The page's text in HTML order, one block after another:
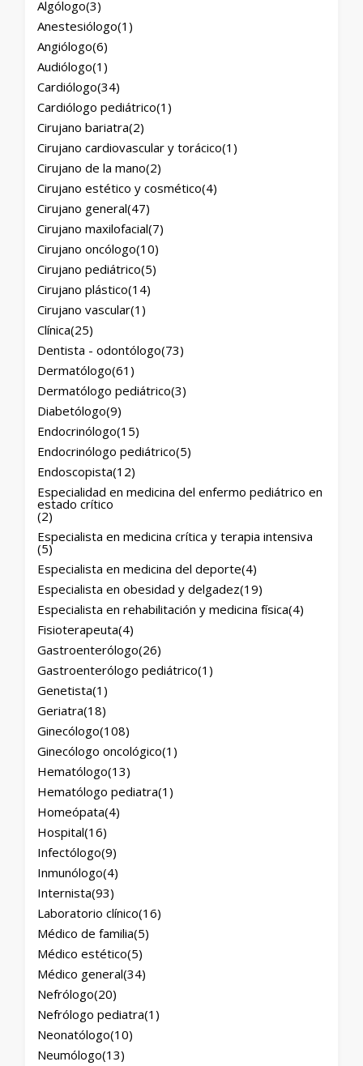
Algólogo(3)
Anestesiólogo(1)
Angiólogo(6)
Audiólogo(1)
Cardiólogo(34)
Cardiólogo pediátrico(1)
Cirujano bariatra(2)
Cirujano cardiovascular y torácico(1)
Cirujano de la mano(2)
Cirujano estético y cosmético(4)
Cirujano general(47)
Cirujano maxilofacial(7)
Cirujano oncólogo(10)
Cirujano pediátrico(5)
Cirujano plástico(14)
Cirujano vascular(1)
Clínica(25)
Dentista - odontólogo(73)
Dermatólogo(61)
Dermatólogo pediátrico(3)
Diabetólogo(9)
Endocrinólogo(15)
Endocrinólogo pediátrico(5)
Endoscopista(12)
Especialidad en medicina del enfermo pediátrico en
estado crítico
(2)
Especialista en medicina crítica y terapia intensiva
(5)
Especialista en medicina del deporte(4)
Especialista en obesidad y delgadez(19)
Especialista en rehabilitación y medicina física(4)
Fisioterapeuta(4)
Gastroenterólogo(26)
Gastroenterólogo pediátrico(1)
Genetista(1)
Geriatra(18)
Ginecólogo(108)
Ginecólogo oncológico(1)
Hematólogo(13)
Hematólogo pediatra(1)
Homeópata(4)
Hospital(16)
Infectólogo(9)
Inmunólogo(4)
Internista(93)
Laboratorio clínico(16)
Médico de familia(5)
Médico estético(5)
Médico general(34)
Nefrólogo(20)
Nefrólogo pediatra(1)
Neonatólogo(10)
Neumólogo(13)